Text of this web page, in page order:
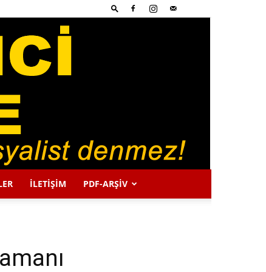
İLETİŞİM PDF-ARŞIV